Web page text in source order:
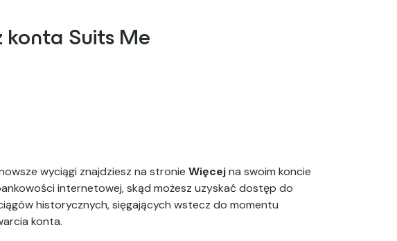
konta Suits Me
wyciągi znajdziesz na stronie Więcejna swoim koncie
internetowej, skąd możesz uzyskać dostęp do
historycznych, sięgających wstecz do momentu
konta.